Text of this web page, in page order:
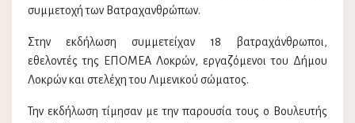
συμμετοχή των Βατραχανθρώπων.
Στην εκδήλωση συμμετείχαν 18 βατραχάνθρωποι,
εθελοντές της ΕΠΟΜΕΑ Λοκρών, εργαζόμενοι του Δήμου
Λοκρών και στελέχη του Λιμενικού σώματος.
Την εκδήλωση τίμησαν με την παρουσία τους ο Βουλευτής